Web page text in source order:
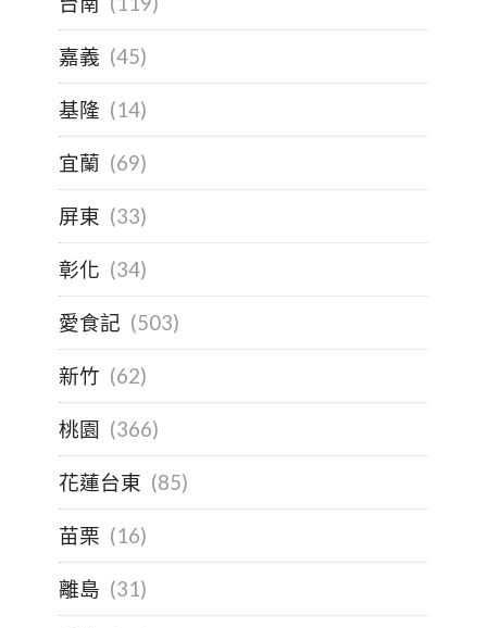
嘉義 (45)
基隆 (14)
宜蘭 (69)
屏東 (33)
彰化 (34)
愛食記 (503)
新竹 (62)
桃園 (366)
花蓮台東 (85)
苗栗 (16)
離島 (31)